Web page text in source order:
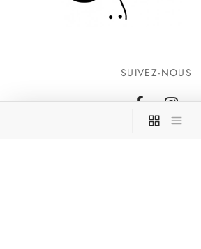
SUIVEZ-NOUS